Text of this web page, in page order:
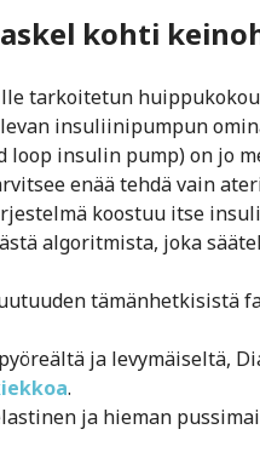
kohti
tarkoitetun
insuliinipumpun
loop insulin pump) on jo
enää tehdä vain
koostuu itse
algoritmista, joka
tämänhetkisistä
ja levymäiseltä,
.
ja hieman